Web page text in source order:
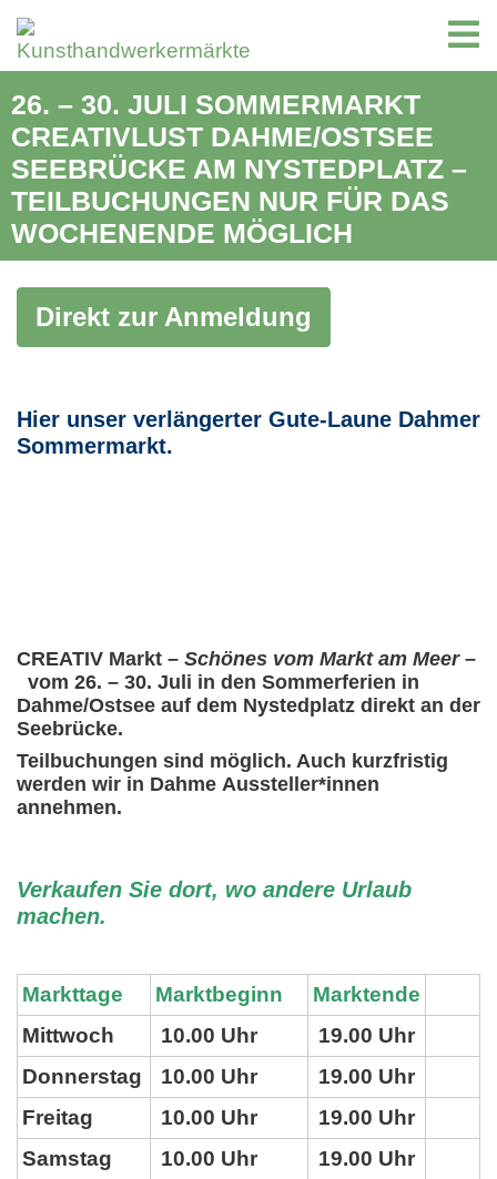
26. – 30. JULI SOMMERMARKT
CREATIVLUST DAHME/OSTSEE
SEEBRÜCKE AM NYSTEDPLATZ –
TEILBUCHUNGEN NUR FÜR DAS
WOCHENENDE MÖGLICH
Direkt zur Anmeldung
Hier unser verlängerter Gute-Laune Dahmer
Sommermarkt.
CREATIV Markt – Schönes vom Markt am Meer –
vom 26. – 30. Juli in den Sommerferien in
Dahme/Ostsee auf dem Nystedplatz direkt an der
Seebrücke.
Teilbuchungen sind möglich. Auch kurzfristig
werden wir in Dahme Aussteller*innen
annehmen.
Verkaufen Sie dort, wo andere Urlaub
machen.
Markttage Marktbeginn
Marktende
Mittwoch
10.00 Uhr
19.00 Uhr
Donnerstag
10.00 Uhr
19.00 Uhr
Freitag
10.00 Uhr
19.00 Uhr
Samstag
10.00 Uhr
19.00 Uhr